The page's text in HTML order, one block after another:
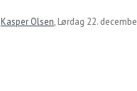
Kasper Olsen, Lørdag 22.